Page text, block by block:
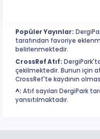
Popüler Yayınlar:
tarafından favoriye
belirlenmektedir.
CrossRef Atıf:
çekilmektedir. Bunun için
CrossRef'te kaydının
^: Atıf sayıları DergiPark
yansıtılmaktadır.